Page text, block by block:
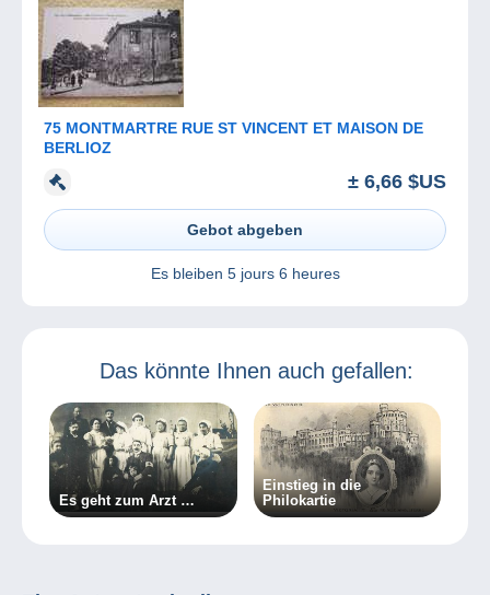
75 MONTMARTRE RUE ST VINCENT ET MAISON DE
BERLIOZ
± 6,66 $US
Gebot abgeben
Es bleiben 5 jours 6 heures
Das könnte Ihnen auch gefallen:
Es geht zum Arzt …
Einstieg in die
Philokartie